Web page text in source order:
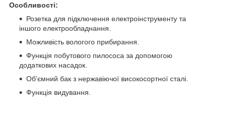
Особливості:
Розетка для підключення електроінструменту та
іншого електрообладнання.
Можливість вологого прибирання.
Функція побутового пилососа за допомогою
додаткових насадок.
Об'ємний бак з нержавіючої високосортної сталі.
Функція видування.